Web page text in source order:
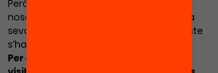
Però, sobretot, el més important per a
nosaltres és que hem vist com millora la
seva confiança personal. Aquest impacte
s’ha vist arreu del país.
Per què és important connectar, fer